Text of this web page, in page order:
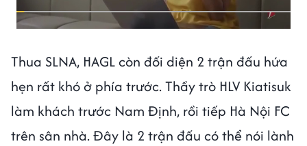
Thua SLNA, HAGL còn đối diện 2 trận đấu hứa
hẹn rất khó ở phía trước. Thầy trò HLV Kiatisuk
làm khách trước Nam Định, rồi tiếp Hà Nội FC
trên sân nhà. Đây là 2 trận đấu có thể nói lành